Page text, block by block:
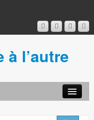
à l’autre